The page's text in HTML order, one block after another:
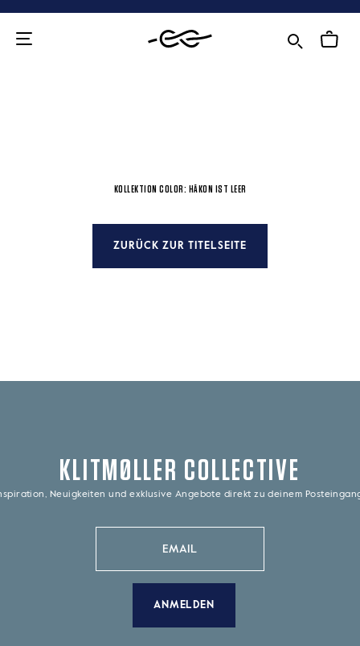
KOLLEKTION COLOR: HÅKON IST LEER
ZURÜCK ZUR TITELSEITE
KLITMØLLER COLLECTIVE
Neuigkeiten und exklusive Angebote direkt zu deinem
ANMELDEN